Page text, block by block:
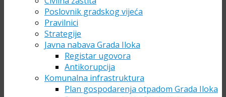
Poslovnik gradskog vijeća
Pravilnici
Strategije
Javna nabava Grada Iloka
Registar ugovora
Antikorupcija
Komunalna infrastruktura
Plan gospodarenja otpadom Grada Iloka